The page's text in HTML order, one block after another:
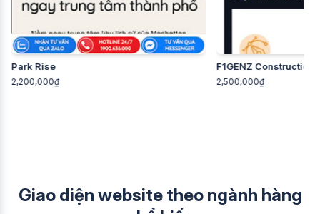
Park Rise
2,200,000₫
F1GENZ Construction
2,500,000₫
Giao diện website theo ngành hàng